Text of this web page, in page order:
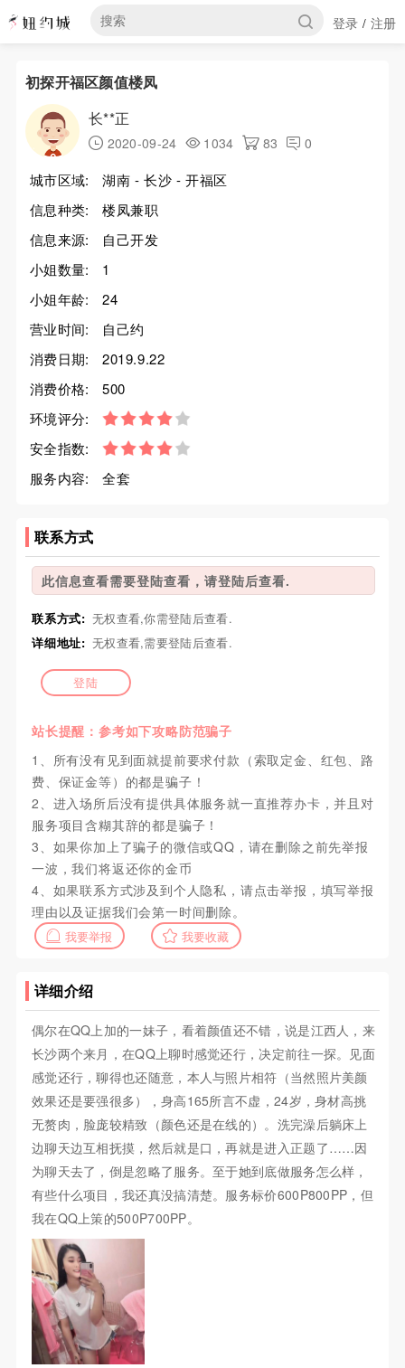
登录 / 注册
初探开福区颜值楼凤
长**正
2020-09-24 1034 83 0
城市区域:
湖南 - 长沙 - 开福区
信息种类:
楼凤兼职
信息来源:
自己开发
小姐数量:
1
小姐年龄:
24
营业时间:
自己约
消费日期:
2019.9.22
消费价格:
500
环境评分:
安全指数:
服务内容:
全套
联系方式
此信息查看需要登陆查看，请登陆后查看.
联系方式: 无权查看,你需登陆后查看.
详细地址: 无权查看,需要登陆后查看.
登陆
站长提醒：参考如下攻略防范骗子
1、所有没有见到面就提前要求付款（索取定金、红包、路
费、保证金等）的都是骗子！
2、进入场所后没有提供具体服务就一直推荐办卡，并且对
服务项目含糊其辞的都是骗子！
3、如果你加上了骗子的微信或QQ，请在删除之前先举报
一波，我们将返还你的金币
4、如果联系方式涉及到个人隐私，请点击举报，填写举报
理由以及证据我们会第一时间删除。
我要举报 我要收藏
详细介绍
偶尔在QQ上加的一妹子，看着颜值还不错，说是江西人，来
长沙两个来月，在QQ上聊时感觉还行，决定前往一探。见面
感觉还行，聊得也还随意，本人与照片相符（当然照片美颜
效果还是要强很多），身高165所言不虚，24岁，身材高挑
无赘肉，脸庞较精致（颜色还是在线的）。洗完澡后躺床上
边聊天边互相抚摸，然后就是口，再就是进入正题了……因
为聊天去了，倒是忽略了服务。至于她到底做服务怎么样，
有些什么项目，我还真没搞清楚。服务标价600P800PP，但
我在QQ上策的500P700PP。